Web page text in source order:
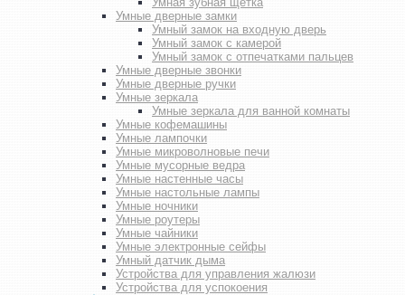
Умные дверные замки
Умный замок на входную дверь
Умный замок с камерой
Умный замок с отпечатками пальцев
Умные дверные звонки
Умные дверные ручки
Умные зеркала
Умные зеркала для ванной комнаты
Умные кофемашины
Умные лампочки
Умные микроволновые печи
Умные мусорные ведра
Умные настенные часы
Умные настольные лампы
Умные ночники
Умные роутеры
Умные чайники
Умные электронные сейфы
Умный датчик дыма
Устройства для управления жалюзи
Устройства для успокоения